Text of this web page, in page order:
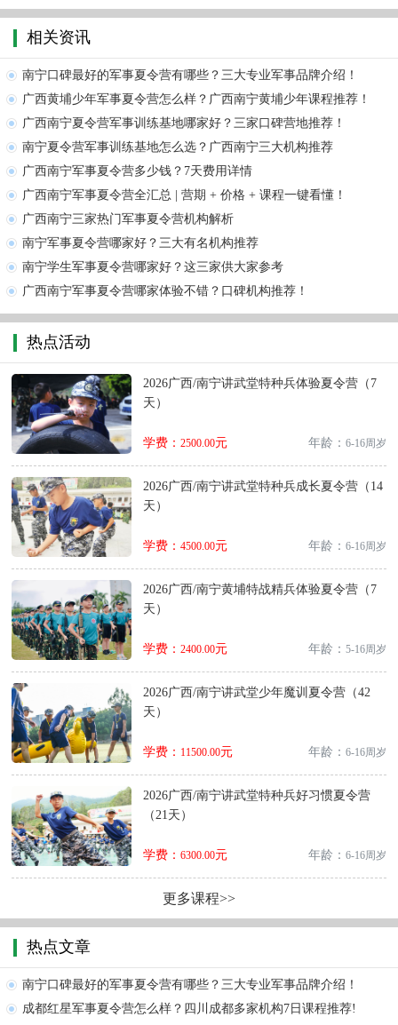
相关资讯
南宁口碑最好的军事夏令营有哪些？三大专业军事品牌介绍！
广西黄埔少年军事夏令营怎么样？广西南宁黄埔少年课程推荐！
广西南宁夏令营军事训练基地哪家好？三家口碑营地推荐！
南宁夏令营军事训练基地怎么选？广西南宁三大机构推荐
广西南宁军事夏令营多少钱？7天费用详情
广西南宁军事夏令营全汇总 | 营期 + 价格 + 课程一键看懂！
广西南宁三家热门军事夏令营机构解析
南宁军事夏令营哪家好？三大有名机构推荐
南宁学生军事夏令营哪家好？这三家供大家参考
广西南宁军事夏令营哪家体验不错？口碑机构推荐！
热点活动
2026广西/南宁讲武堂特种兵体验夏令营（7
天）
学费： 2500.00元 年龄： 6-16周岁
2026广西/南宁讲武堂特种兵成长夏令营（14
天）
学费： 4500.00元 年龄： 6-16周岁
2026广西/南宁黄埔特战精兵体验夏令营（7
天）
学费： 2400.00元 年龄： 5-16周岁
2026广西/南宁讲武堂少年魔训夏令营（42
天）
学费： 11500.00元 年龄： 6-16周岁
2026广西/南宁讲武堂特种兵好习惯夏令营
（21天）
学费： 6300.00元 年龄： 6-16周岁
更多课程>>
热点文章
南宁口碑最好的军事夏令营有哪些？三大专业军事品牌介绍！
成都红星军事夏令营怎么样？四川成都多家机构7日课程推荐!